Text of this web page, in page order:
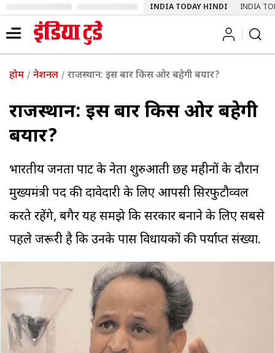
INDIA TODAY HINDI INDIA
होम नेशनल राजस्थान: इस बार किस ओर बहेगी बयार?
राजस्थान: इस बार किस ओर बहेगी
बयार?
भारतीय जनता पार्टी के नेता शुरुआती छह महीनों के दौरान
मुख्यमंत्री पद की दावेदारी के लिए आपसी सिरफुटौव्वल
करते रहेंगे, बगैर यह समझे कि सरकार बनाने के लिए सबसे
पहले जरूरी है कि उनके पास विधायकों की पर्याप्त संख्या.